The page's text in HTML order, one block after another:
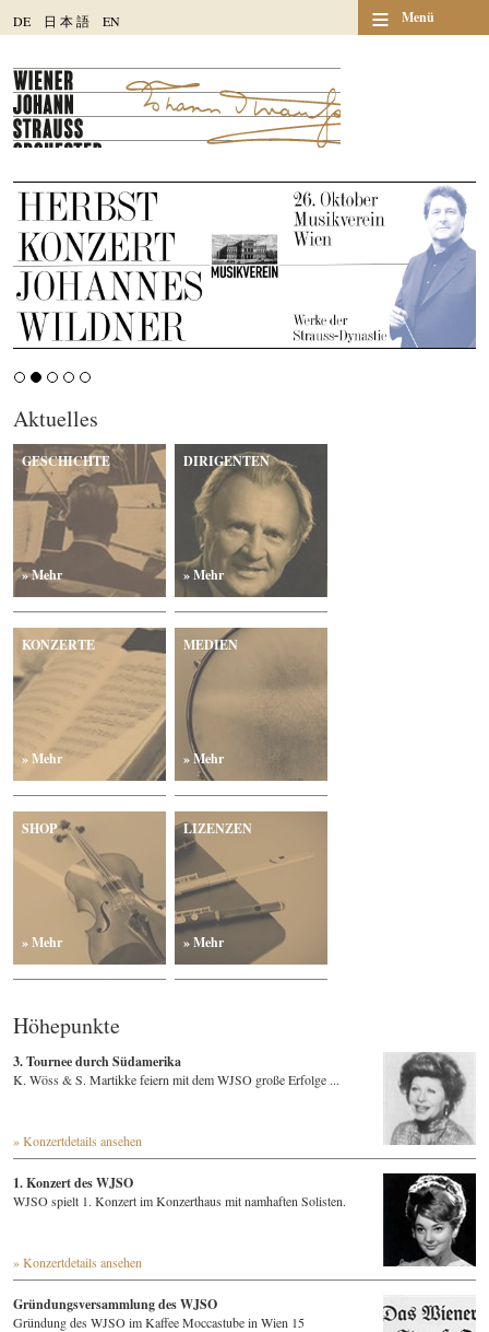
DE 日 本語 EN ≡ Menü
Aktuelles
GESCHICHTE
» Mehr
DIRIGENTEN
» Mehr
KONZERTE
» Mehr
MEDIEN
» Mehr
SHOP
» Mehr
LIZENZEN
» Mehr
Höhepunkte
3. Tournee durch Südamerika
K. Wöss & S. Martikke feiern mit dem WJSO große Erfolge ...
» Konzertdetails ansehen
1. Konzert des WJSO
WJSO spielt 1. Konzert im Konzerthaus mit namhaften Solisten.
» Konzertdetails ansehen
Gründungsversammlung des WJSO
Gründung des WJSO im Kaffee Moccastube in Wien 15